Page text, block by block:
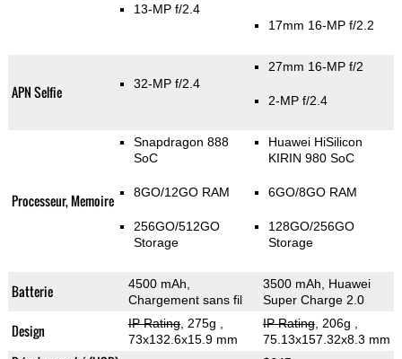
13-MP f/2.4
17mm 16-MP f/2.2
APN Selfie 32-MP f/2.4
27mm 16-MP f/2
2-MP f/2.4
Processeur, Memoire
Snapdragon 888
SoC
8GO/12GO RAM
256GO/512GO
Storage
Huawei HiSilicon
KIRIN 980 SoC
6GO/8GO RAM
128GO/256GO
Storage
Batterie
4500 mAh,
Chargement sans fil
3500 mAh, Huawei
Super Charge 2.0
Design IP Rating, 275g
73x132.6x15.9 mm
IP Rating, 206g
75.13x157.32x8.3 mm